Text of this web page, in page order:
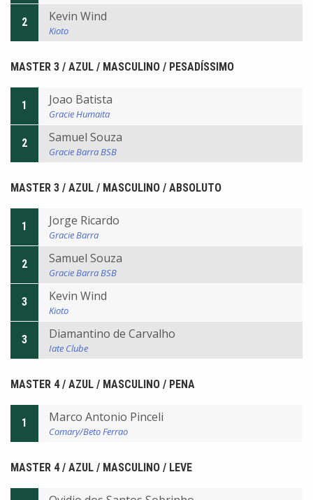
2 Kevin Wind
Kioto
MASTER 3 / AZUL / MASCULINO / PESADÍSSIMO
1 Joao Batista
Gracie Humaita
2 Samuel Souza
Gracie Barra BSB
MASTER 3 / AZUL / MASCULINO / ABSOLUTO
1 Jorge Ricardo
Gracie Barra
2 Samuel Souza
Gracie Barra BSB
3 Kevin Wind
Kioto
3 Diamantino de Carvalho
Iate Clube
MASTER 4 / AZUL / MASCULINO / PENA
1 Marco Antonio Pinceli
Comary/Beto Ferrao
MASTER 4 / AZUL / MASCULINO / LEVE